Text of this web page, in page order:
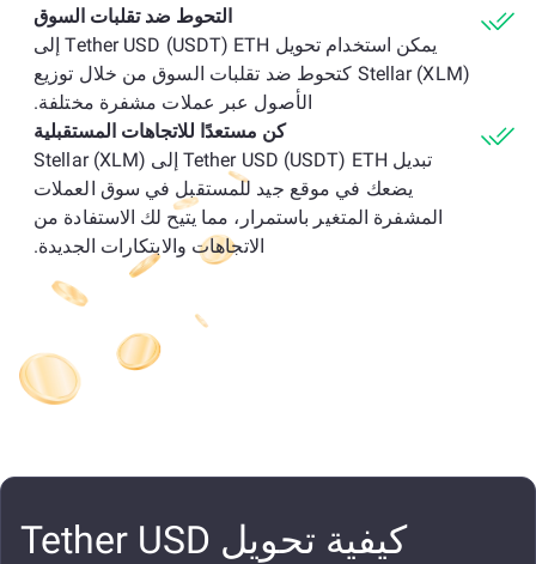
التحوط ضد تقلبات السوق
يمكن استخدام تحويل Tether USD (USDT) ETH إلى
Stellar (XLM) كتحوط ضد تقلبات السوق من خلال توزيع
الأصول عبر عملات مشفرة مختلفة.
كن مستعدًا للاتجاهات المستقبلية
تبديل Tether USD (USDT) ETH إلى Stellar (XLM)
يضعك في موقع جيد للمستقبل في سوق العملات
المشفرة المتغير باستمرار، مما يتيح لك الاستفادة من
الاتجاهات والابتكارات الجديدة.
كيفية تحويل Tether USD